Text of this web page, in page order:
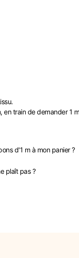
train de demander 1
d'1 m à mon panier ?
plaît pas ?